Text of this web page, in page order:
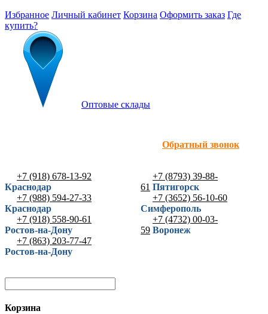
Избранное Личный кабинет Корзина Оформить заказ Где
купить?
Оптовые склады
Обратный звонок
+7 (918) 678-13-92
Краснодар
+7 (988) 594-27-33
Краснодар
+7 (918) 558-90-61
Ростов-на-Дону
+7 (863) 203-77-47
Ростов-на-Дону
+7 (8793) 39-88-
61 Пятигорск
+7 (3652) 56-10-60
Симферополь
+7 (4732) 00-03-
59 Воронеж
Корзина